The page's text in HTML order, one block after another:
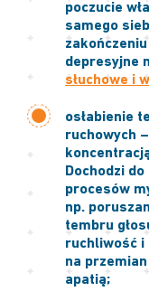
poczucie
samego
depresyjne
słuchowe i
osłabienie
ruchowych
Dochodzi
procesów
np.
tembru
ruchliwość i
na
apatią;